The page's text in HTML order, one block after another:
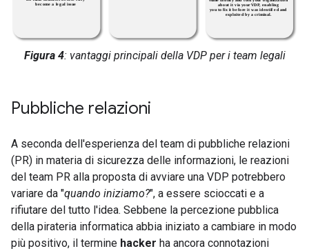
Figura 4: vantaggi principali della VDP per i team legali
Pubbliche relazioni
A seconda dell'esperienza del team di pubbliche relazioni
(PR) in materia di sicurezza delle informazioni, le reazioni
del team PR alla proposta di avviare una VDP potrebbero
variare da "quando iniziamo?", a essere scioccati e a
rifiutare del tutto l'idea. Sebbene la percezione pubblica
della pirateria informatica abbia iniziato a cambiare in modo
più positivo, il termine hacker ha ancora connotazioni